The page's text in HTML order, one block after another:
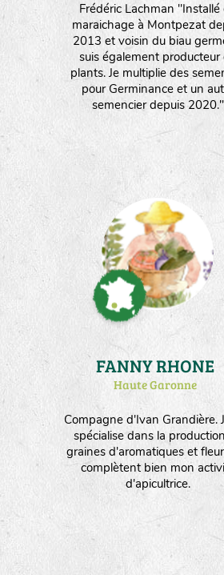
Frédéric Lachman "Installé
maraichage à Montpezat
2013 et voisin du biau
suis également producteur
plants. Je multiplie des
pour Germinance et un
semencier depuis 2020."
Compagne d'Ivan Grandière.
spécialise dans la
graines d'aromatiques et
complètent bien mon
d'apicultrice.
FANNY RHONE
Haute Garonne